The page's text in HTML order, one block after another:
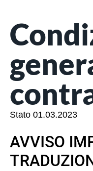
Stato 01.03.2023
AVVISO